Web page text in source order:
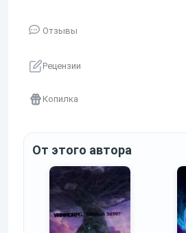
Отзывы
Рецензии
Копилка
От этого автора